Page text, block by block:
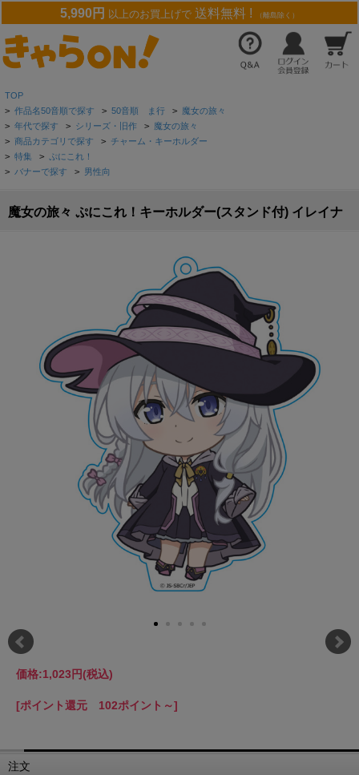
5,990円 以上のお買上げで 送料無料 ! （離島除く）
TOP
> 作品名50音順で探す > 50音順 ま行 > 魔女の旅々
> 年代で探す > シリーズ・旧作 > 魔女の旅々
> 商品カテゴリで探す > チャーム・キーホルダー
> 特集 > ぷにこれ！
> バナーで探す > 男性向
魔女の旅々 ぷにこれ！キーホルダー(スタンド付) イレイナ
価格:1,023円(税込)
[ポイント還元 102ポイント～]
注文